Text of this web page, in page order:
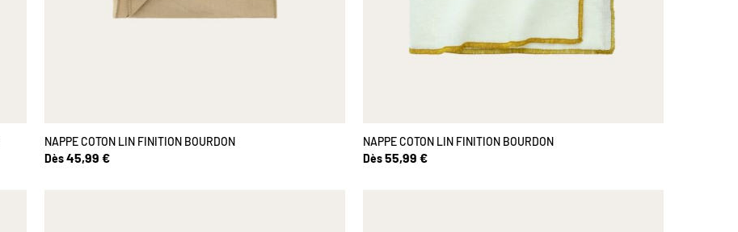
NAPPE COTON LIN FINITION BOURDON
Dès45,99 €
NAPPE COTON LIN FINITION BOURDON
Dès55,99 €